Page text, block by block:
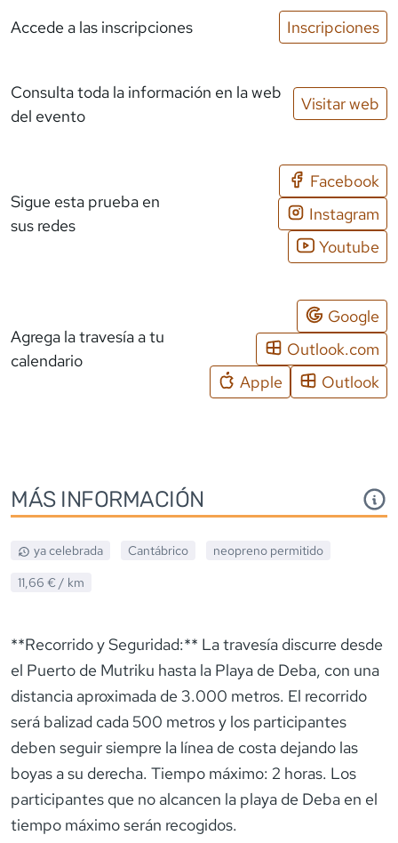
Accede a las inscripciones Inscripciones
Consulta toda la información en la web
del evento
Visitar web
Sigue esta prueba en
sus redes
Facebook
Instagram
Youtube
Agrega la travesía a tu
calendario
Google
Outlook.com
Apple
Outlook
MÁS INFORMACIÓN
ya celebrada Cantábrico neopreno permitido
11,66 € / km
**Recorrido y Seguridad:** La travesía discurre desde
el Puerto de Mutriku hasta la Playa de Deba, con una
distancia aproximada de 3.000 metros. El recorrido
será balizad cada 500 metros y los participantes
deben seguir siempre la línea de costa dejando las
boyas a su derecha. Tiempo máximo: 2 horas. Los
participantes que no alcancen la playa de Deba en el
tiempo máximo serán recogidos.